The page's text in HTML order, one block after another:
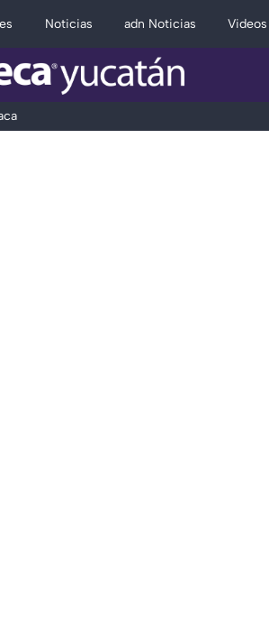
Noticias adn Noticias Videos